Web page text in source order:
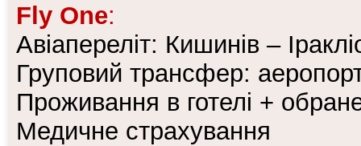
Fly One:
Авіапереліт: Кишинів –
Груповий трансфер:
Проживання в готелі +
Медичне страхування